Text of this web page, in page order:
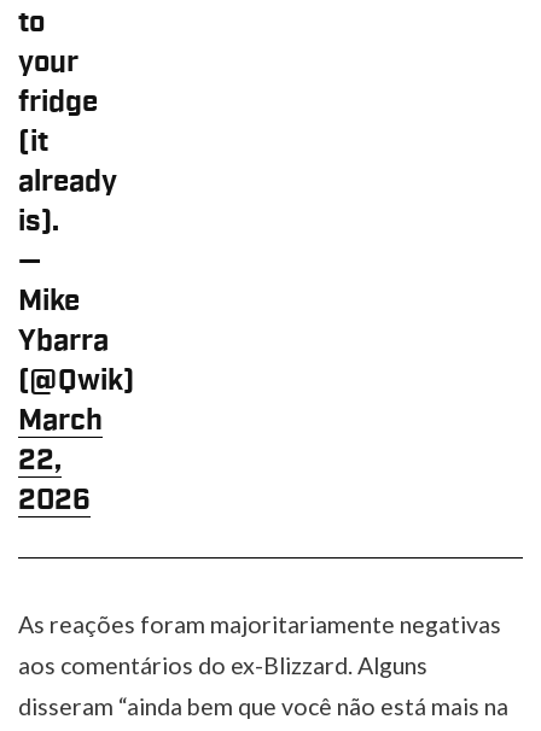
to
your
fridge
(it
already
is).
—
Mike
Ybarra
(@Qwik)
March
22,
2026
As reações foram majoritariamente negativas
aos comentários do ex-Blizzard. Alguns
disseram “ainda bem que você não está mais na